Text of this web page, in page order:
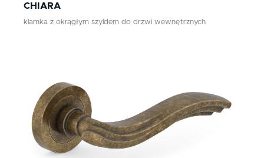
CHIARA
klamka z okrągłym szyldem do drzwi wewnętrznych